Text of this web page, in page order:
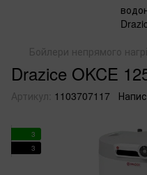
Бойлери непрямого
Drazice OKCE
Артикул: 1103707117
3
3